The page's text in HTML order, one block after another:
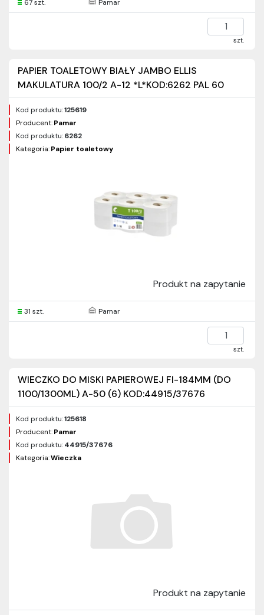
67 szt. Pamar
szt.
PAPIER TOALETOWY BIAŁY JAMBO ELLIS
MAKULATURA 100/2 A-12 *L*KOD:6262 PAL 60
Kod produktu:125619
Producent:Pamar
Kod produktu:6262
Kategoria:Papier toaletowy
Produkt na zapytanie
31 szt. Pamar
szt.
WIECZKO DO MISKI PAPIEROWEJ FI-184MM (DO
1100/1300ML) A-50 (6) KOD:44915/37676
Kod produktu:125618
Producent:Pamar
Kod produktu:44915/37676
Kategoria:Wieczka
Produkt na zapytanie